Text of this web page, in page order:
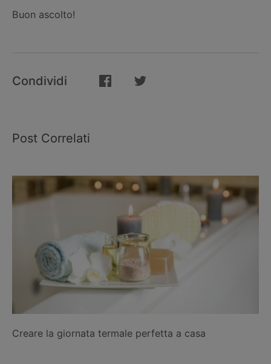
Buon ascolto!
Condividi
Post Correlati
Creare la giornata termale perfetta a casa